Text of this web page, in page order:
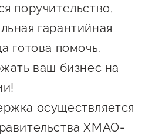
для
для
центра
и
поручительство,
гарантийная
готова помочь.
ваш бизнес на
осуществляется
ХМАО-